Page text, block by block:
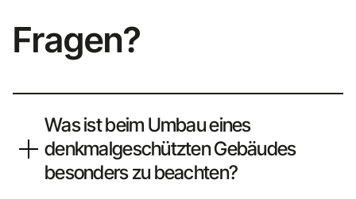
Fragen?
Was ist beim Umbau eines
denkmalgeschützten Gebäudes
besonders zu beachten?